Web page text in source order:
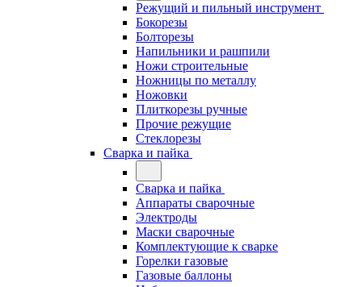
Режущий и пильный инструмент
Бокорезы
Болторезы
Напильники и рашпили
Ножи строительные
Ножницы по металлу
Ножовки
Плиткорезы ручные
Прочие режущие
Стеклорезы
Сварка и пайка
Сварка и пайка
Аппараты сварочные
Электроды
Маски сварочные
Комплектующие к сварке
Горелки газовые
Газовые баллоны